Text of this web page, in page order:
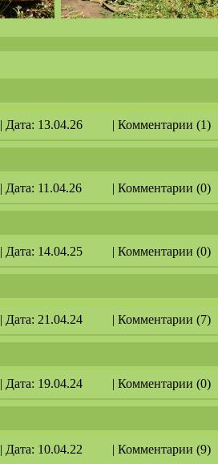
| Дата: 13.04.26 | Комментарии (1)
| Дата: 11.04.26 | Комментарии (0)
| Дата: 14.04.25 | Комментарии (0)
| Дата: 21.04.24 | Комментарии (7)
| Дата: 19.04.24 | Комментарии (0)
| Дата: 10.04.22 | Комментарии (9)